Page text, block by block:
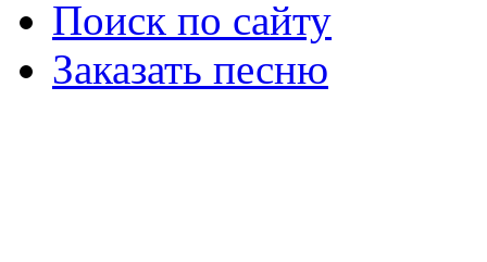
Поиск по сайту
Заказать песню